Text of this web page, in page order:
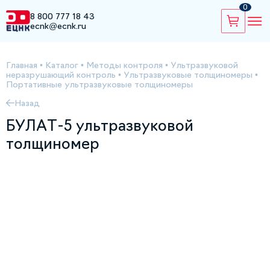
8 800 777 18 43
ecnk@ecnk.ru
0
Главная • Каталог • Методы контроля • Ультразвуковой
неразрушающий контроль • Ультразвуковые толщиномеры •
Портативные ультразвуковые толщиномеры
Назад
БУЛАТ-5 ультразвуковой
толщиномер